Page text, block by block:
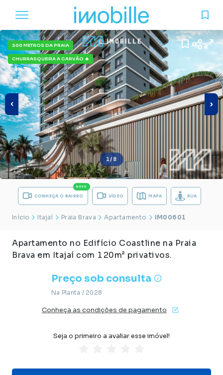
300 METROS DA PRAIA
CHURRASQUEIRA A CARVÃO 🔥
1/8
CONHEÇA O BAIRRO
NOVO
VÍDEO MAPA RUA
Início Itajaí Praia Brava Apartamento IM00601
Preço sob consulta
Na Planta / 2028
Conheça as condições de pagamento
Apartamento no Edifício Coastline na Praia
Brava em Itajaí com 120m² privativos.
Seja o primeiro a avaliar esse imóvel!